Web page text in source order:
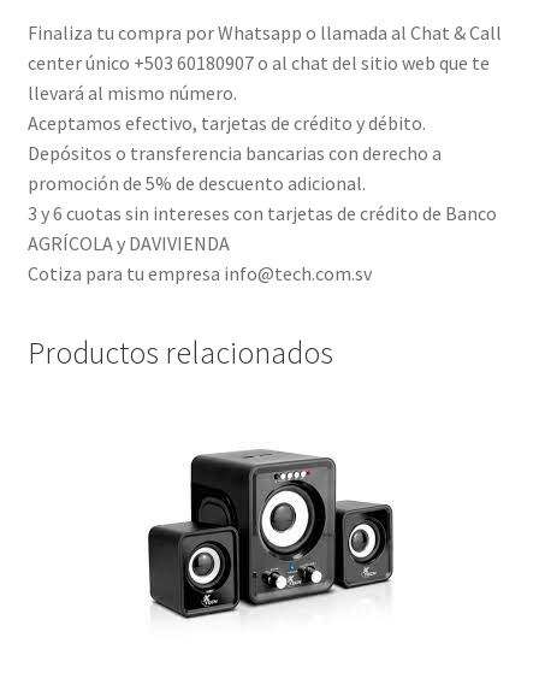
Finaliza tu compra por Whatsapp o llamada al Chat & Call
center único +503 60180907 o al chat del sitio web que te
llevará al mismo número.
Aceptamos efectivo, tarjetas de crédito y débito.
Depósitos o transferencia bancarias con derecho a
promoción de 5% de descuento adicional.
3 y 6 cuotas sin intereses con tarjetas de crédito de Banco
AGRÍCOLA y DAVIVIENDA
Cotiza para tu empresa info@tech.com.sv
Productos relacionados